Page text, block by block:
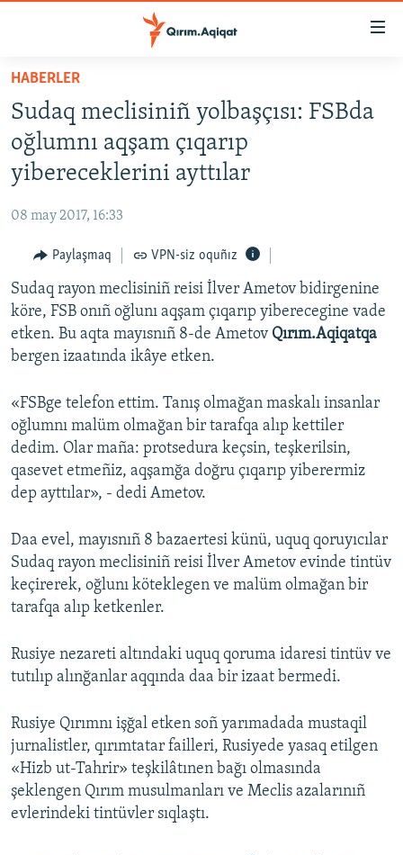
Esas
qaytmaq
Baş
navigatsiyağa
qaytmaq
Qıdıruvğa
qaytmaq
HABERLER
SİYASET
İQTİSADİYAT
MEDENİYET
İNSAN AQLARI
VİDEO
SÜRET
BLOGLAR
Русский
Українською
RFE/RS bütün saytları
HABERLER
Sudaq meclisiniñ yolbaşçısı: FSBda
oğlumnı aqşam çıqarıp
yibereceklerini ayttılar
08 may 2017, 16:33
Paylaşmaq VPN-siz oquñız
Sudaq rayon meclisiniñ reisi İlver Ametov bidirgenine
köre, FSB onıñ oğlunı aqşam çıqarıp yiberecegine vade
etken. Bu aqta mayısnıñ 8-de Ametov Qırım.Aqiqatqa
bergen izaatında ikâye etken.
«FSBge telefon ettim. Tanış olmağan maskalı insanlar
oğlumnı malüm olmağan bir tarafqa alıp kettiler
dedim. Olar maña: protsedura keçsin, teşkerilsin,
qasevet etmeñiz, aqşamğa doğru çıqarıp yiberermiz
dep ayttılar», - dedi Ametov.
Daa evel, mayısnıñ 8 bazaertesi künü, uquq qoruyıcılar
Sudaq rayon meclisiniñ reisi İlver Ametov evinde tintüv
keçirerek, oğlunı köteklegen ve malüm olmağan bir
tarafqa alıp ketkenler.
Rusiye nezareti altındaki uquq qoruma idaresi tintüv ve
tutılıp alınğanlar aqqında daa bir izaat bermedi.
Rusiye Qırımnı işğal etken soñ yarımadada mustaqil
jurnalistler, qırımtatar failleri, Rusiyede yasaq etilgen
«Hizb ut-Tahrir» teşkilâtınen bağı olmasında
şeklengen Qırım musulmanları ve Meclis azalarınıñ
evlerindeki tintüvler sıqlaştı.